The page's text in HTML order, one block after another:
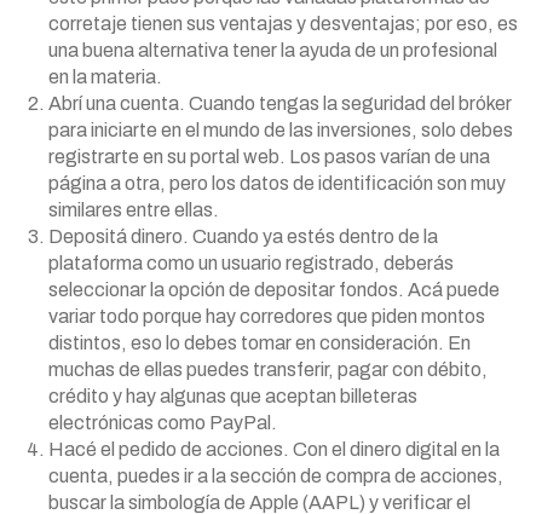
corretaje tienen sus ventajas y desventajas; por eso, es
una buena alternativa tener la ayuda de un profesional
en la materia.
Abrí una cuenta. Cuando tengas la seguridad del bróker
para iniciarte en el mundo de las inversiones, solo debes
registrarte en su portal web. Los pasos varían de una
página a otra, pero los datos de identificación son muy
similares entre ellas.
Depositá dinero. Cuando ya estés dentro de la
plataforma como un usuario registrado, deberás
seleccionar la opción de depositar fondos. Acá puede
variar todo porque hay corredores que piden montos
distintos, eso lo debes tomar en consideración. En
muchas de ellas puedes transferir, pagar con débito,
crédito y hay algunas que aceptan billeteras
electrónicas como PayPal.
Hacé el pedido de acciones. Con el dinero digital en la
cuenta, puedes ir a la sección de compra de acciones,
buscar la simbología de Apple (AAPL) y verificar el